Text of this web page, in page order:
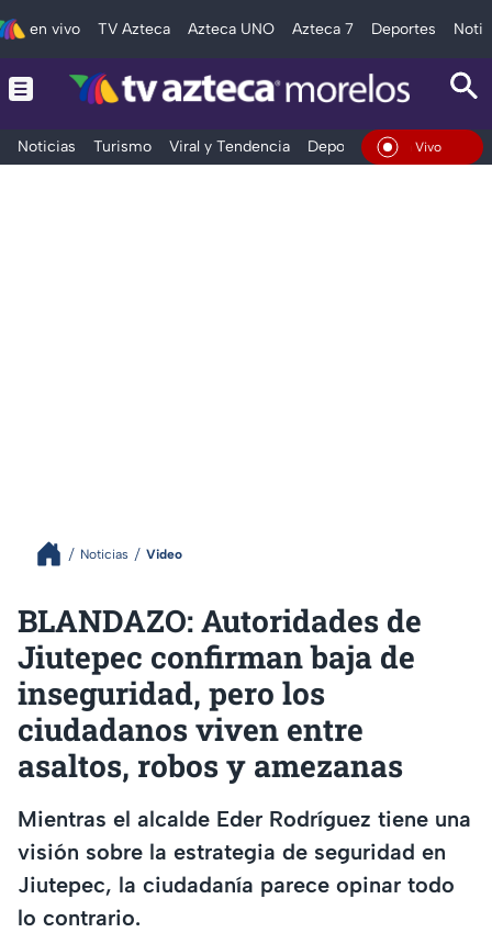
en vivo TV Azteca Azteca UNO Azteca 7 Deportes
Noticias Turismo Viral y Tendencia Deportes Espectáculos
En Vivo
Noticias Video
BLANDAZO: Autoridades de
Jiutepec confirman baja de
inseguridad, pero los
ciudadanos viven entre
asaltos, robos y amezanas
Mientras el alcalde Eder Rodríguez tiene una
visión sobre la estrategia de seguridad en
Jiutepec, la ciudadanía parece opinar todo
lo contrario.